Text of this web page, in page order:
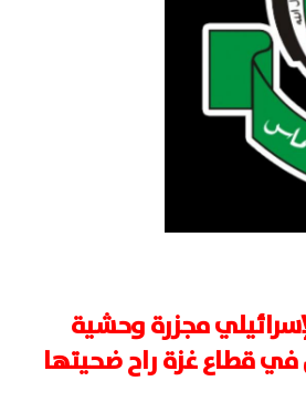
مجزرة وحشية
قطاع غزة راح ضحيتها